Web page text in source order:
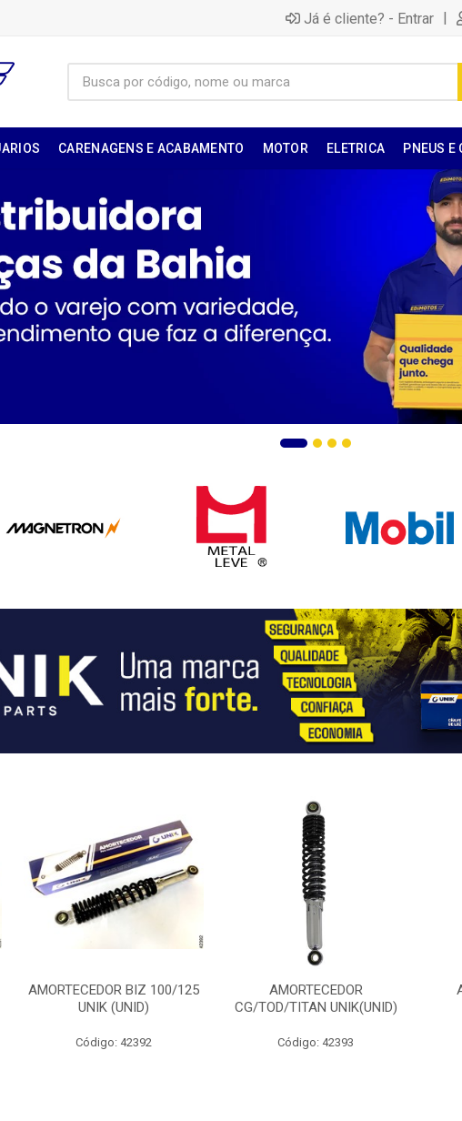
Já é cliente? - Entrar |
CARENAGENS E ACABAMENTO MOTOR ELETRICA PNEUS E
AMORTECEDOR BIZ 100/125
UNIK (UNID)
Código: 42392
AMORTECEDOR
CG/TOD/TITAN UNIK(UNID)
Código: 42393